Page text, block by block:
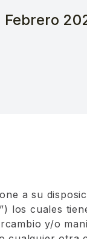
Febrero
a su
”) los cuales
y/o